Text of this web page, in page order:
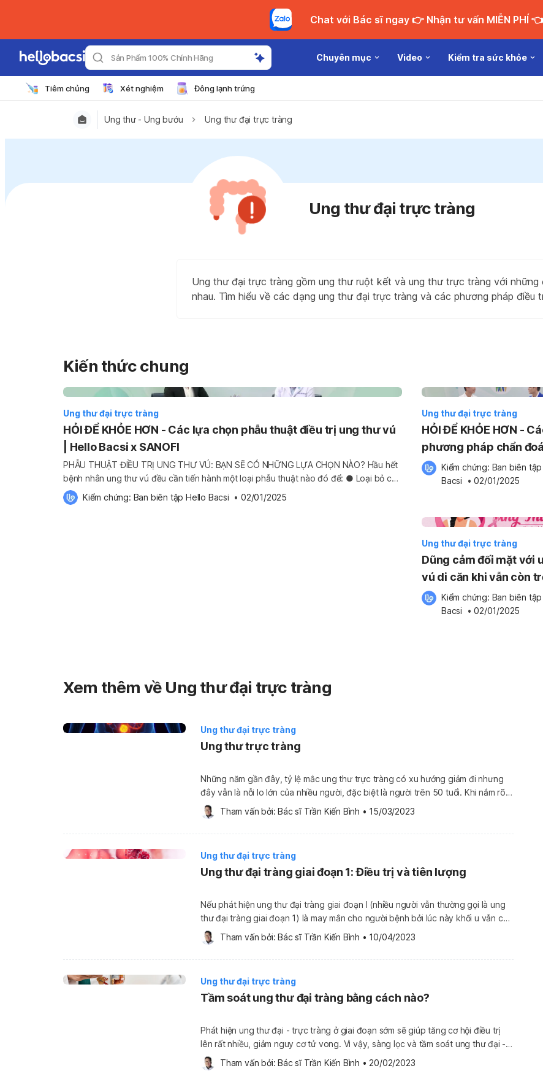
Chat với Bác sĩ ngay 👉 Nhận tư vấn MIỄN PHÍ 👈
Sản Phẩm 100% Chính Hãng Chuyên mục Video Kiểm tra sức khỏe
Tiêm chủng Xét nghiệm Đông lạnh trứng
Ung thư - Ung bướu Ung thư đại trực tràng
Ung thư đại trực tràng
Ung thư đại trực tràng gồm ung thư ruột kết và ung thư trực tràng với những
nhau. Tìm hiểu về các dạng ung thư đại trực tràng và các phương pháp điều
Kiến thức chung
Ung thư đại trực tràng
HỎI ĐỂ KHỎE HƠN - Các lựa chọn phẫu thuật điều trị ung thư vú
| Hello Bacsi x SANOFI
PHẪU THUẬT ĐIỀU TRỊ UNG THƯ VÚ: BẠN SẼ CÓ NHỮNG LỰA CHỌN NÀO? Hầu hết
bệnh nhân ung thư vú đều cần tiến hành một loại phẫu thuật nào đó để: ● Loại bỏ các
tế bào ung thư ● Xác định xem tế bào ung thư đã di căn đến hạch bạch huyết chưa
● Khôi phục […]
Kiểm chứng: Ban biên tập Hello Bacsi • 02/01/2025
Ung thư đại trực tràng
HỎI ĐỂ KHỎE HƠN -
phương pháp chẩn
thư đại trực tràng |
Bacsi x SANOFI
Kiểm chứng: Ban biên
Bacsi
• 02/01/2025
Ung thư đại trực tràng
Dũng cảm đối mặt với
vú di căn khi vẫn còn
Kiểm chứng: Ban biên
Bacsi
• 02/01/2025
Xem thêm về Ung thư đại trực tràng
Ung thư đại trực tràng
Ung thư trực tràng
Những năm gần đây, tỷ lệ mắc ung thư trực tràng có xu hướng giảm đi nhưng
đây vẫn là nỗi lo lớn của nhiều người, đặc biệt là người trên 50 tuổi. Khi nắm rõ
về triệu chứng, nguyên nhân, tiên lượng, cách chẩn đoán và điều trị bệnh này,
bạn sẽ chủ động […]
Tham vấn bởi: Bác sĩ Trần Kiến Bình • 15/03/2023
Ung thư đại trực tràng
Ung thư đại tràng giai đoạn 1: Điều trị và tiên lượng
Nếu phát hiện ung thư đại tràng giai đoạn I (nhiều người vẫn thường gọi là ung
thư đại tràng giai đoạn 1) là may mắn cho người bệnh bởi lúc này khối u vẫn còn
nhỏ, cơ hội kiểm soát rất cao. Vậy, ung thư đại tràng giai đoạn 1 là gì, triệu
chứng, […]
Tham vấn bởi: Bác sĩ Trần Kiến Bình • 10/04/2023
Ung thư đại trực tràng
Tầm soát ung thư đại tràng bằng cách nào?
Phát hiện ung thư đại - trực tràng ở giai đoạn sớm sẽ giúp tăng cơ hội điều trị
lên rất nhiều, giảm nguy cơ tử vong. Vì vậy, sàng lọc và tầm soát ung thư đại -
Tham vấn bởi: Bác sĩ Trần Kiến Bình • 20/02/2023